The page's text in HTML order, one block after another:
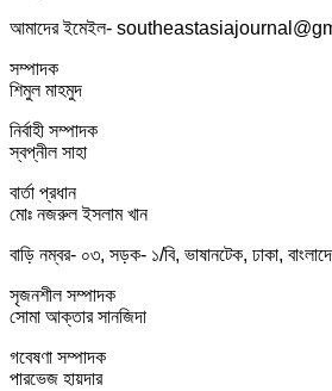
আমাদের ইমেইল-
সম্পাদক
শিমুল মাহমুদ
নির্বাহী সম্পাদক
স্বপ্নীল সাহা
বার্তা প্রধান
মোঃ নজরুল ইসলাম খান
বাড়ি নম্বর- ০৩, সড়ক- ১/বি, ভাষানটেক, ঢাকা,
সৃজনশীল সম্পাদক
সোমা আক্তার সানজিদা
গবেষণা সম্পাদক
পারভেজ হায়দার